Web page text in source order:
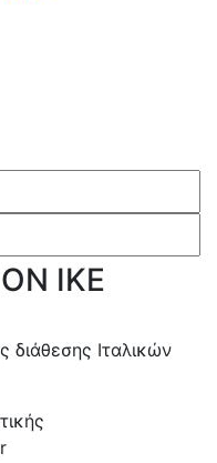
ΙΚΕ
διάθεσης Ιταλικών